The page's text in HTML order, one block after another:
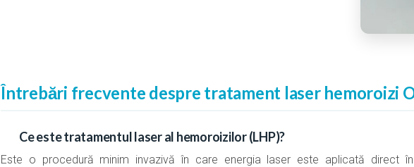
Întrebări frecvente despre tratament laser hemoroizi
Ce este tratamentul laser al hemoroizilor (LHP)?
Este o procedură minim invazivă în care energia laser este aplicată direct în